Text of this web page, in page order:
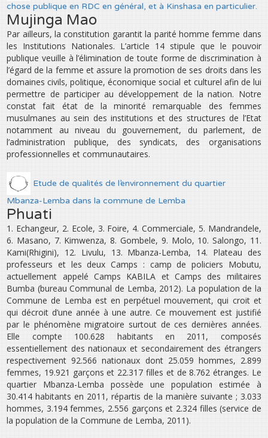
chose publique en RDC en général, et à Kinshasa en particulier.
Mujinga Mao
Par ailleurs, la constitution garantit la parité homme femme dans
les Institutions Nationales. L’article 14 stipule que le pouvoir
publique veuille à l’élimination de toute forme de discrimination à
l’égard de la femme et assure la promotion de ses droits dans les
domaines civils, politique, économique social et culturel afin de lui
permettre de participer au développement de la nation. Notre
constat fait état de la minorité remarquable des femmes
musulmanes au sein des institutions et des structures de l’Etat
notamment au niveau du gouvernement, du parlement, de
l’administration publique, des syndicats, des organisations
professionnelles et communautaires.
Etude de qualités de l’environnement du quartier
Mbanza-Lemba dans la commune de Lemba
Phuati
1. Echangeur, 2. Ecole, 3. Foire, 4. Commerciale, 5. Mandrandele,
6. Masano, 7. Kimwenza, 8. Gombele, 9. Molo, 10. Salongo, 11.
Kami(Rhigini), 12. Livulu, 13. Mbanza-Lemba, 14. Plateau des
professeurs et les deux Camps : camp de policiers Mobutu,
actuellement appelé Camps KABILA et Camps des militaires
Bumba (bureau Communal de Lemba, 2012). La population de la
Commune de Lemba est en perpétuel mouvement, qui croit et
qui décroit d’une année à une autre. Ce mouvement est justifié
par le phénomène migratoire surtout de ces dernières années.
Elle compte 100.628 habitants en 2011, composés
essentiellement des nationaux et secondairement des étrangers
respectivement 92.566 nationaux dont 25.059 hommes, 2.899
femmes, 19.921 garçons et 22.317 filles et de 8.762 étranges. Le
quartier Mbanza-Lemba possède une population estimée à
30.414 habitants en 2011, répartis de la manière suivante ; 3.033
hommes, 3.194 femmes, 2.556 garçons et 2.324 filles (service de
la population de la Commune de Lemba, 2011).